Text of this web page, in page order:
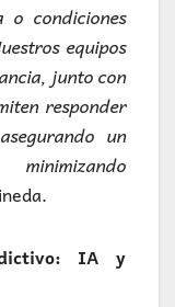
o condiciones
equipos
junto con
responder
un
IA y